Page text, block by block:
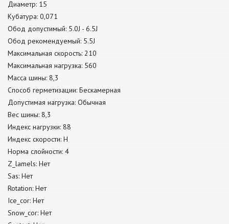
Диаметр: 15
Кубатура: 0,071
Обод допустимый: 5.0J - 6.5J
Обод рекомендуемый: 5.5J
Максимальная скорость: 210
Максимальная нагрузка: 560
Масса шины: 8,3
Способ герметизации: Бескамерная
Допустимая нагрузка: Обычная
Вес шины: 8,3
Индекс нагрузки: 88
Индекс скорости: H
Норма слойности: 4
Z_lamels: Нет
Sas: Нет
Rotation: Нет
Ice_cor: Нет
Snow_cor: Нет